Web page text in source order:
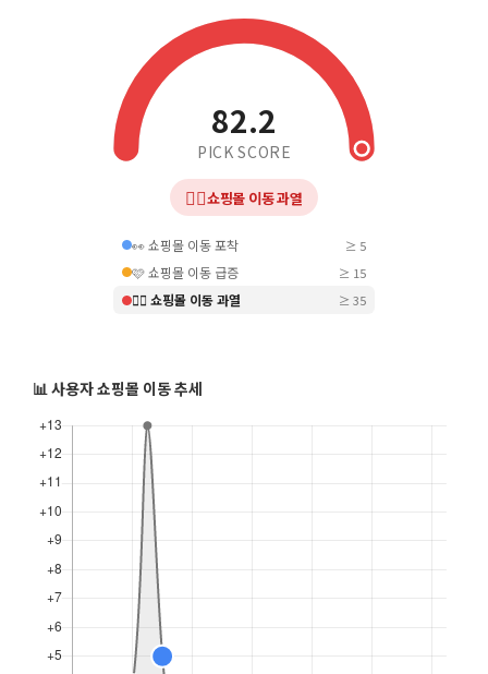
82.2
PICK SCORE
❤️‍🔥쇼핑몰 이동 과열
👀 쇼핑몰 이동 포착 ≥ 5
🩷 쇼핑몰 이동 급증 ≥ 15
❤️‍🔥 쇼핑몰 이동 과열 ≥ 35
📊 사용자 쇼핑몰 이동 추세